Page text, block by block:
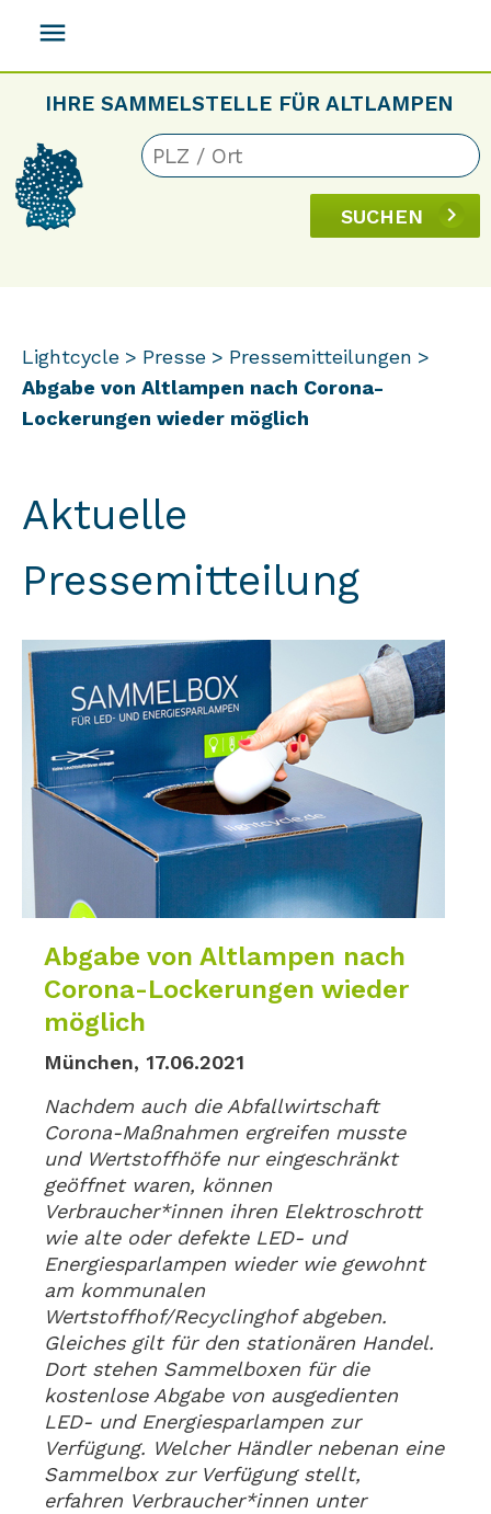
menu
IHRE SAMMELSTELLE FÜR ALTLAMPEN
SUCHEN
Lightcycle Presse
Pressemitteilungen
Abgabe von Altlampen nach Corona-
Lockerungen wieder möglich
Aktuelle
Pressemitteilung
Abgabe von Altlampen nach
Corona-Lockerungen wieder
möglich
München, 17.06.2021
Nachdem auch die Abfallwirtschaft
Corona-Maßnahmen ergreifen musste
und Wertstoffhöfe nur eingeschränkt
geöffnet waren, können
Verbraucher*innen ihren Elektroschrott
wie alte oder defekte LED- und
Energiesparlampen wieder wie gewohnt
am kommunalen
Wertstoffhof/Recyclinghof abgeben.
Gleiches gilt für den stationären Handel.
Dort stehen Sammelboxen für die
kostenlose Abgabe von ausgedienten
LED- und Energiesparlampen zur
Verfügung. Welcher Händler nebenan eine
Sammelbox zur Verfügung stellt,
erfahren Verbraucher*innen unter